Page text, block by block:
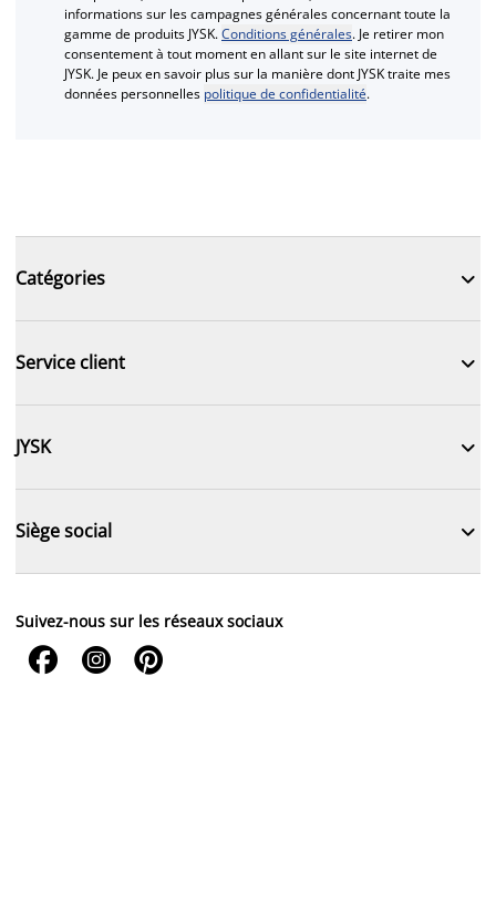
informations sur les campagnes générales concernant toute la
gamme de produits JYSK.Conditions générales. Je retirer mon
consentement à tout moment en allant sur le site internet de
JYSK. Je peux en savoir plus sur la manière dont JYSK traite mes
données personnelles politique de confidentialité.
Catégories 
Service client 
JYSK 
Siège social 
Suivez-nous sur les réseaux sociaux
  